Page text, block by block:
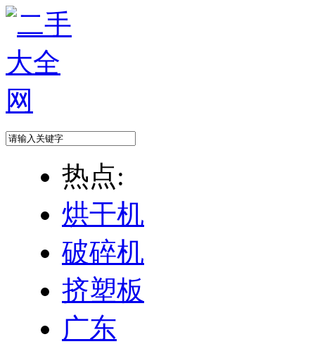
热点:
烘干机
破碎机
挤塑板
广东